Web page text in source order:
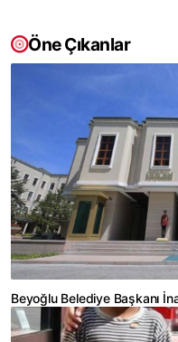
Öne Çıkanlar
Beyoğlu Belediye Başkanı